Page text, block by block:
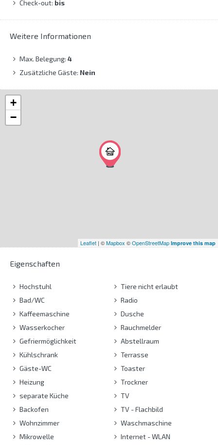
Check-out: bis
Weitere Informationen
Max. Belegung: 4
Zusätzliche Gäste: Nein
+
−
Leaflet | ©Mapbox ©OpenStreetMap Improve this map
Eigenschaften
Hochstuhl
Bad/WC
Kaffeemaschine
Wasserkocher
Gefriermöglichkeit
Kühlschrank
Gäste-WC
Heizung
separate Küche
Backofen
Wohnzimmer
Mikrowelle
Tiere nicht erlaubt
Radio
Dusche
Rauchmelder
Abstellraum
Terrasse
Toaster
Trockner
TV
TV - Flachbild
Waschmaschine
Internet - WLAN